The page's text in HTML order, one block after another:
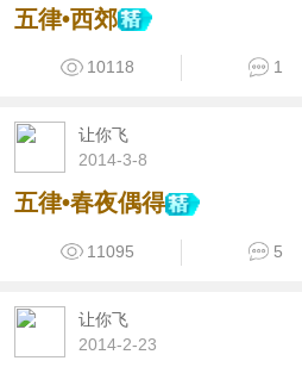
五律•西郊
10118 1
让你飞
2014-3-8
五律•春夜偶得
11095 5
让你飞
2014-2-23